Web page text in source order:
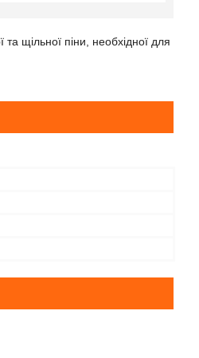
щільної піни, необхідної для